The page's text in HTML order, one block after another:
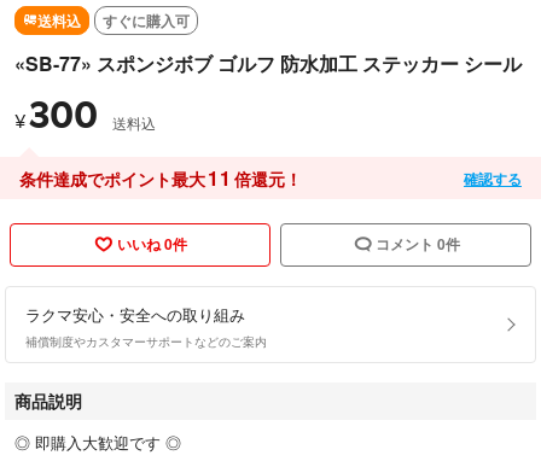
送料込 すぐに購入可
«SB-77» スポンジボブ ゴルフ 防水加工 ステッカー シール
¥300 送料込
条件達成でポイント最大11 倍還元！ 確認する
いいね 0件 コメント 0件
ラクマ安心・安全への取り組み
補償制度やカスタマーサポートなどのご案内
商品説明
◎ 即購入大歓迎です ◎